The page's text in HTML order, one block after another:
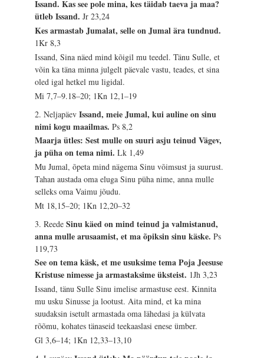
Issand. Kas see pole mina, kes täidab taeva ja maa?
ütleb Issand.Jr 23,24
Kes armastab Jumalat, selle on Jumal ära tundnud.
1Kr 8,3
Issand, Sina näed mind kõigil mu teedel. Tänu Sulle, et
võin ka täna minna julgelt päevale vastu, teades, et sina
oled igal hetkel mu ligidal.
Mi 7,7–9.18–20; 1Kn 12,1–19
2. NeljapäevIssand, meie Jumal, kui auline on sinu
nimi kogu maailmas.Ps 8,2
Maarja ütles: Sest mulle on suuri asju teinud Vägev,
ja püha on tema nimi.Lk 1,49
Mu Jumal, õpeta mind nägema Sinu võimsust ja suurust.
Tahan austada oma eluga Sinu püha nime, anna mulle
selleks oma Vaimu jõudu.
Mt 18,15–20; 1Kn 12,20–32
3. ReedeSinu käed on mind teinud ja valmistanud,
anna mulle arusaamist, et ma õpiksin sinu käske.Ps
119,73
See on tema käsk, et me usuksime tema Poja Jeesuse
Kristuse nimesse ja armastaksime üksteist. 1Jh 3,23
Issand, tänu Sulle Sinu imelise armastuse eest. Kinnita
mu usku Sinusse ja lootust. Aita mind, et ka mina
suudaksin isetult armastada oma lähedasi ja külvata
rõõmu, kohates tänaseid teekaaslasi enese ümber.
Gl 3,6–14; 1Kn 12,33–13,10